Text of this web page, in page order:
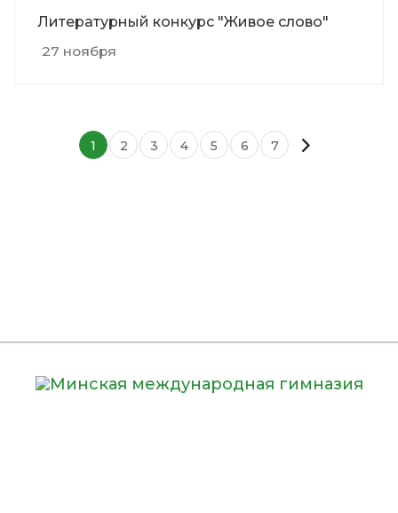
27 ноября
Литературный конкурс "Живое слово"
1 2 3 4 5 6 7